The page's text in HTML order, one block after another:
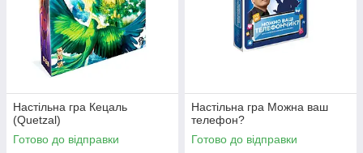
Настільна гра Кецаль
(Quetzal)
Готово до відправки
Настільна гра Можна ваш
телефон?
Готово до відправки